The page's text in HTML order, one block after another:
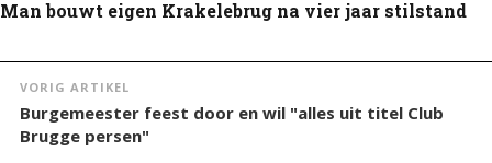
Man bouwt eigen Krakelebrug na vier jaar stilstand
VORIG ARTIKEL
Burgemeester feest door en wil "alles uit titel Club
Brugge persen"